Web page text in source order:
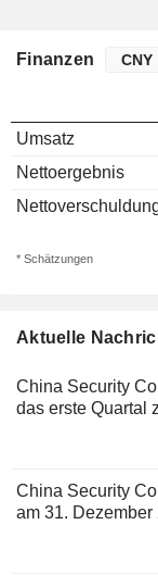
Aktuelle
China Security
das erste Quartal
China Security
am 31.
Finanzen
Umsatz
Nettoergebnis
* Schätzungen